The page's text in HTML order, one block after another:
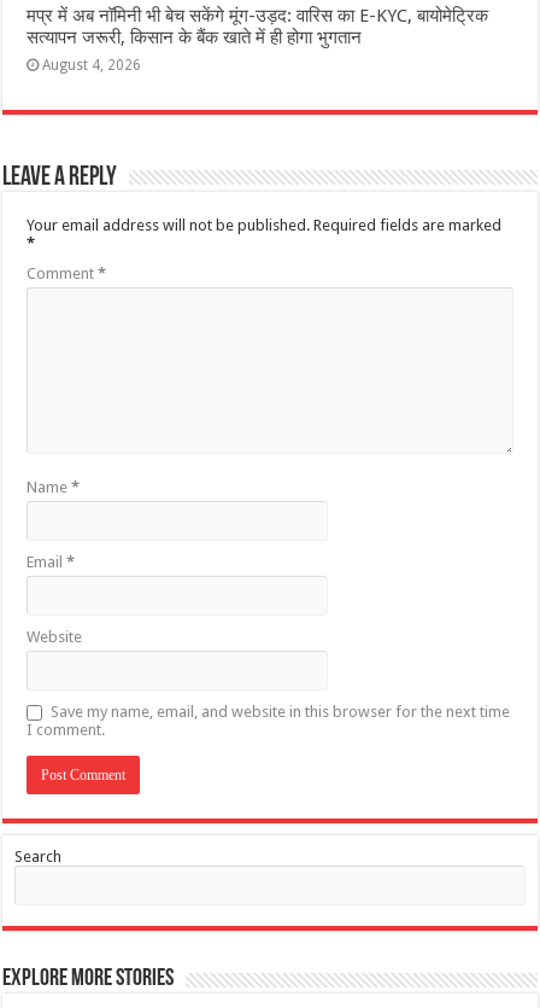
मप्र में अब नॉमिनी भी बेच सकेंगे मूंग-उड़द: वारिस का E-KYC, बायोमेट्रिक
सत्यापन जरूरी, किसान के बैंक खाते में ही होगा भुगतान
August 4, 2026
Leave a Reply
Your email address will not be published. Required fields are marked
*
Comment*
Name*
Email*
Website
Save my name, email, and website in this browser for the next time
I comment.
Search
Explore More Stories